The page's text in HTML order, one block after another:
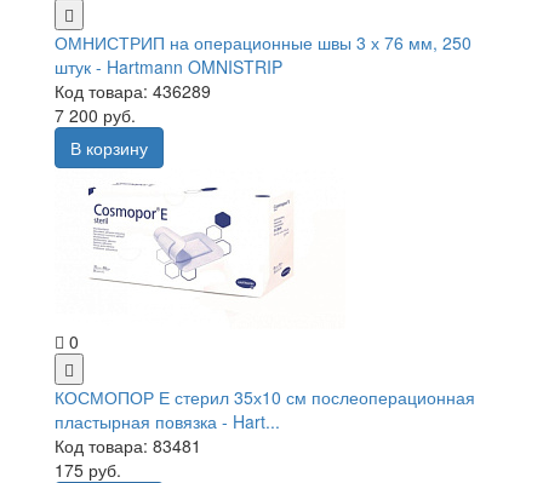
ОМНИСТРИП на операционные швы 3 х 76 мм, 250
штук - Hartmann OMNISTRIP
Код товара: 436289
7 200 руб.
В корзину
0
КОСМОПОР Е стерил 35х10 см послеоперационная
пластырная повязка - Hart...
Код товара: 83481
175 руб.